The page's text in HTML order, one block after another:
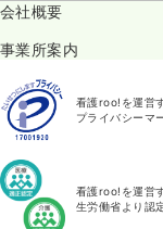
会社概要
事業所案内
看護roo!を運営
プライバシーマ
看護roo!を運営
生労働省より認